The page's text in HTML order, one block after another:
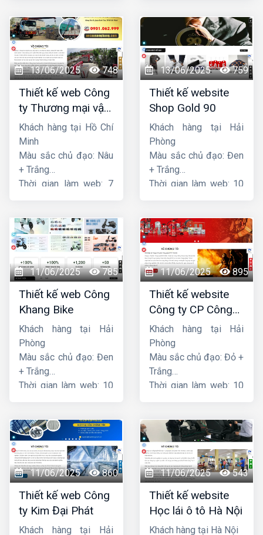
13/06/2025 748
Thiết kế web Công
ty Thương mại vận
tải Song Bằng
Khách hàng tại Hồ Chí
Minh
Màu sắc chủ đạo: Nâu
+ Trắng
Thời gian làm web: 7
13/06/2025 759
Thiết kế website
Shop Gold 90
Khách hàng tại Hải
Phòng
Màu sắc chủ đạo: Đen
+ Trắng
Thời gian làm web: 10
11/06/2025 785
Thiết kế web Công
Khang Bike
Khách hàng tại Hải
Phòng
Màu sắc chủ đạo: Đen
+ Trắng
Thời gian làm web: 10
11/06/2025 895
Thiết kế website
Công ty CP Công
nghệ PCCC Bắc Hà
Khách hàng tại Hải
Phòng
Màu sắc chủ đạo: Đỏ +
Trắng
Thời gian làm web: 10
11/06/2025 860
Thiết kế web Công
ty Kim Đại Phát
Khách hàng tại Hải
11/06/2025 543
Thiết kế website
Học lái ô tô Hà Nội
Khách hàng tại Hà Nội